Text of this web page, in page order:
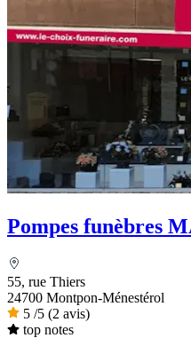
Pompes funèbres
55, rue Thiers
24700 Montpon-Ménestérol
5 /5 (2 avis)
top notes